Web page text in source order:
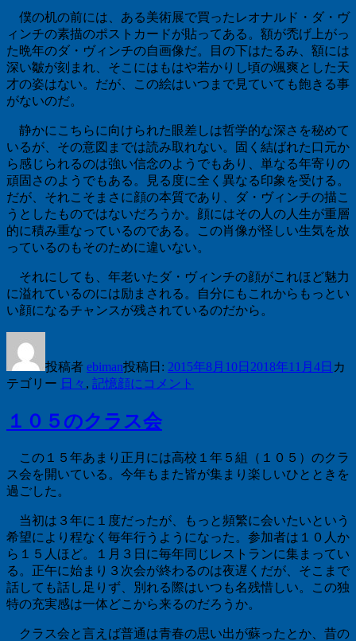
僕の机の前には、ある美術展で買ったレオナルド・ダ・ヴ
ィンチの素描のポストカードが貼ってある。額が禿げ上がっ
た晩年のダ・ヴィンチの自画像だ。目の下はたるみ、額には
深い皺が刻まれ、そこにはもはや若かりし頃の颯爽とした天
才の姿はない。だが、この絵はいつまで見ていても飽きる事
がないのだ。
静かにこちらに向けられた眼差しは哲学的な深さを秘めて
いるが、その意図までは読み取れない。固く結ばれた口元か
ら感じられるのは強い信念のようでもあり、単なる年寄りの
頑固さのようでもある。見る度に全く異なる印象を受ける。
だが、それこそまさに顔の本質であり、ダ・ヴィンチの描こ
うとしたものではないだろうか。顔にはその人の人生が重層
的に積み重なっているのである。この肖像が怪しい生気を放
っているのもそのために違いない。
それにしても、年老いたダ・ヴィンチの顔がこれほど魅力
に溢れているのには励まされる。自分にもこれからもっとい
い顔になるチャンスが残されているのだから。
投稿者 ebiman投稿日: 2015年8月10日 2018年11月4日 カ
テゴリー 日々 , 記憶顔に コメント
１０５のクラス会
この１５年あまり正月には高校１年５組（１０５）のクラ
ス会を開いている。今年もまた皆が集まり楽しいひとときを
過ごした。
当初は３年に１度だったが、もっと頻繁に会いたいという
希望により程なく毎年行うようになった。参加者は１０人か
ら１５人ほど。１月３日に毎年同じレストランに集まってい
る。正午に始まり３次会が終わるのは夜遅くだが、そこまで
話しても話し足りず、別れる際はいつも名残惜しい。この独
特の充実感は一体どこから来るのだろうか。
クラス会と言えば普通は青春の思い出が蘇ったとか、昔の